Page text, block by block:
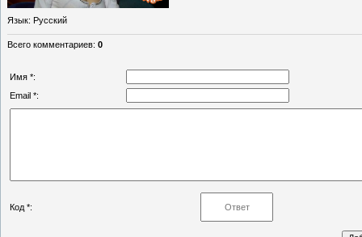
Язык: Русский
Всего комментариев: 0
Имя *:
Email *:
Код *: